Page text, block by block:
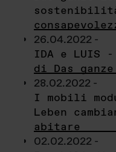
26.04.2022 -
IDA e LUIS
di Das ganze
28.02.2022 -
I mobili
Leben
abitare
02.02.2022 -